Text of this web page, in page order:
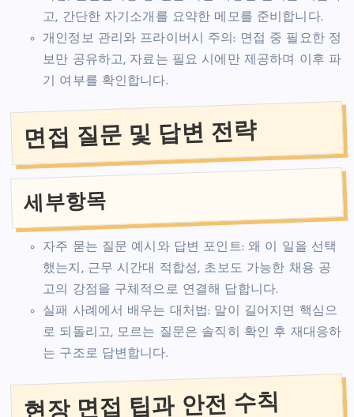
고, 간단한 자기소개를 요약한 메모를 준비합니다.
개인정보 관리와 프라이버시 주의: 면접 중 필요한 정
보만 공유하고, 자료는 필요 시에만 제공하며 이후 파
기 여부를 확인합니다.
면접 질문 및 답변 전략
세부항목
자주 묻는 질문 예시와 답변 포인트: 왜 이 일을 선택
했는지, 근무 시간대 적합성, 초보도 가능한 채용 공
고의 강점을 구체적으로 연결해 답합니다.
실패 사례에서 배우는 대처법: 말이 길어지면 핵심으
로 되돌리고, 모르는 질문은 솔직히 확인 후 재대응하
는 구조로 답변합니다.
현장 면접 팁과 안전 수칙